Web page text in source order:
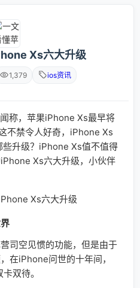
Xs六大升级
1,379 ios资讯
，苹果iPhone Xs最早将
不禁令人好奇，iPhone Xs
升级？iPhone Xs值不值得
Xs六大升级，小伙伴
空见惯的功能，但是由于
在iPhone问世的十年间，
双待。